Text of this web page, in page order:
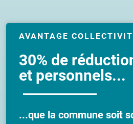
AVANTAGE
30% de
et personnels...
...que la commune soit